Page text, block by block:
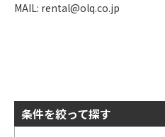
MAIL: rental@olq.co.jp
条件を絞って探す